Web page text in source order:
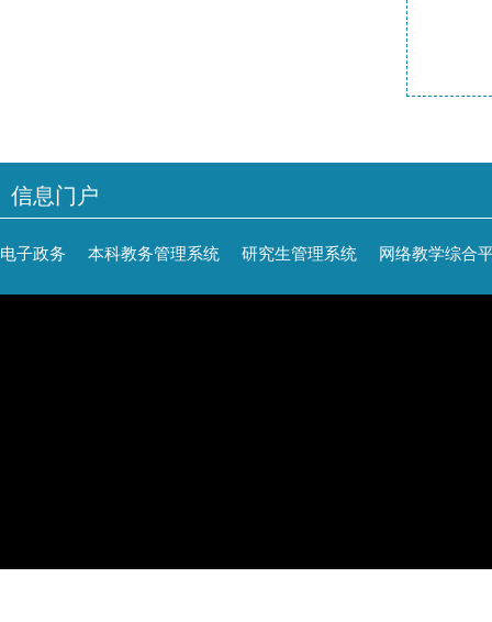
信息门户
电子政务 本科教务管理系统 研究生管理系统 网络教学综合